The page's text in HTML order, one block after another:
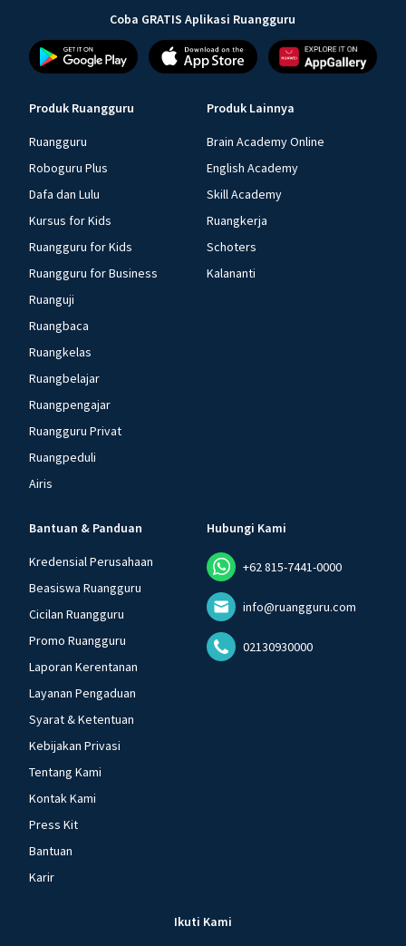
Coba GRATIS Aplikasi Ruangguru
Produk Ruangguru
Ruangguru
Roboguru Plus
Dafa dan Lulu
Kursus for Kids
Ruangguru for Kids
Ruangguru for Business
Ruanguji
Ruangbaca
Ruangkelas
Ruangbelajar
Ruangpengajar
Ruangguru Privat
Ruangpeduli
Airis
Produk Lainnya
Brain Academy Online
English Academy
Skill Academy
Ruangkerja
Schoters
Kalananti
Bantuan & Panduan
Kredensial Perusahaan
Beasiswa Ruangguru
Cicilan Ruangguru
Promo Ruangguru
Laporan Kerentanan
Layanan Pengaduan
Syarat & Ketentuan
Kebijakan Privasi
Tentang Kami
Kontak Kami
Press Kit
Bantuan
Karir
Hubungi Kami
+62 815-7441-0000
info@ruangguru.com
02130930000
Ikuti Kami